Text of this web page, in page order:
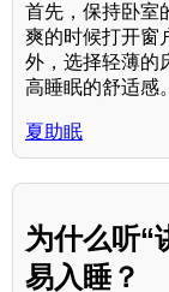
首先，保持卧室
爽的时候打开窗
外，选择轻薄的
高睡眠的舒适感。
夏助眠
为什么听“
易入睡？